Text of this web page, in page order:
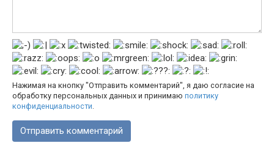
Нажимая на кнопку "Отправить комментарий", я даю согласие на
обработку персональных данных и принимаю политику
конфиденциальности